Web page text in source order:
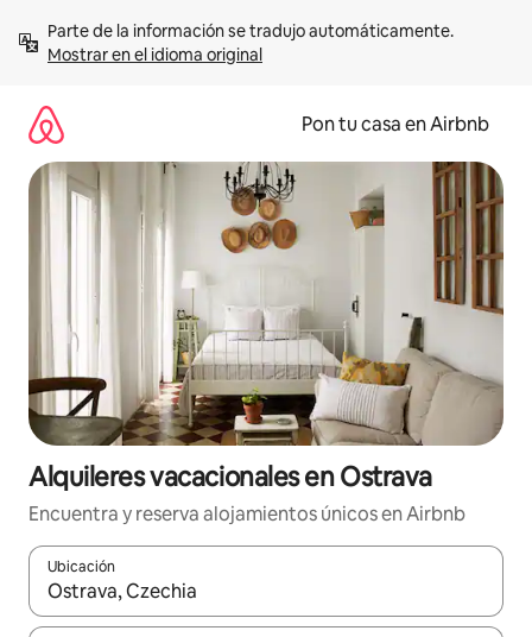
contenidoMostrar en el idioma original
Pon tu casa en Airbnb
Alquileres vacacionales en Ostrava
Encuentra y reserva alojamientos únicos en Airbnb
Ubicación
Cuando los resultados estén disponibles, navega con las